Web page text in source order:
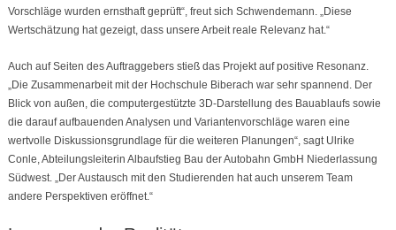
Vorschläge wurden ernsthaft geprüft“, freut sich Schwendemann. „Diese
Wertschätzung hat gezeigt, dass unsere Arbeit reale Relevanz hat.“
Auch auf Seiten des Auftraggebers stieß das Projekt auf positive Resonanz.
„Die Zusammenarbeit mit der Hochschule Biberach war sehr spannend. Der
Blick von außen, die computergestützte 3D‑Darstellung des Bauablaufs sowie
die darauf aufbauenden Analysen und Variantenvorschläge waren eine
wertvolle Diskussionsgrundlage für die weiteren Planungen“, sagt Ulrike
Conle, Abteilungsleiterin Albaufstieg Bau der Autobahn GmbH Niederlassung
Südwest. „Der Austausch mit den Studierenden hat auch unserem Team
andere Perspektiven eröffnet.“